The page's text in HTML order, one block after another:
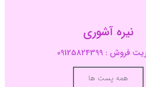
نیره آشوری
: 09125824399
همه پست ها